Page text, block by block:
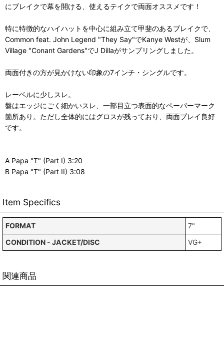
にブレイクで幕を開ける、使えるテイクで両面オススメです！
特に特徴的なハイハットを中心に組み立て甲斐のあるブレイクで、
Common feat. John Legend "They Say"でKanye Westが、Slum
Village "Conant Gardens"でJ Dillaがサンプリングしました。
両面付きの方が見かけない印象の7インチ・シングルです。
レーベルに少しスレ。
盤はエッジにごく細かいスレ、一部目立つ表面的なペーパーマーク
箇所あり。ただし全体的にはグロスが残っており、両面プレイ良好
です。
A Papa "T" (Part I) 3:20
B Papa "T" (Part II) 3:08
Item Specifics
FORMAT
7"
CONDITION - JACKET/DISC
VG+
関連商品